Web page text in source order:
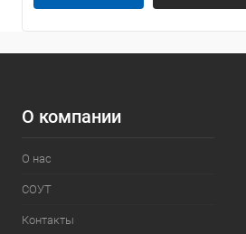
О компании
О нас
СОУТ
Контакты